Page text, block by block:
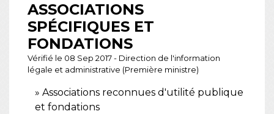
ASSOCIATIONS
SPÉCIFIQUES ET
FONDATIONS
Vérifié le 08 Sep 2017 - Direction de l'information
légale et administrative (Première ministre)
Associations reconnues d'utilité publique
et fondations